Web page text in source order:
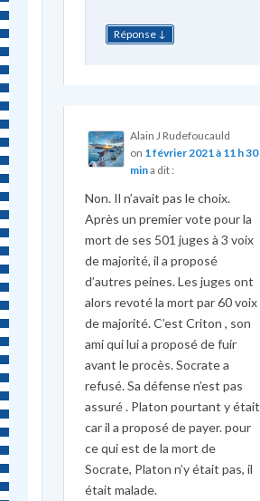
Réponse ↓
Alain J Rudefoucauld
on 1 février 2021 à 11 h 30
mina dit :
Non. Il n’avait pas le choix.
Après un premier vote pour la
mort de ses 501 juges à 3 voix
de majorité, il a proposé
d’autres peines. Les juges ont
alors revoté la mort par 60 voix
de majorité. C’est Criton , son
ami qui lui a proposé de fuir
avant le procès. Socrate a
refusé. Sa défense n’est pas
assuré . Platon pourtant y était
car il a proposé de payer. pour
ce qui est de la mort de
Socrate, Platon n’y était pas, il
était malade.